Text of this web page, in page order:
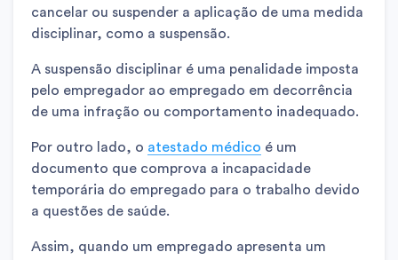
cancelar ou suspender a aplicação de uma medida
disciplinar, como a suspensão.
A suspensão disciplinar é uma penalidade imposta
pelo empregador ao empregado em decorrência
de uma infração ou comportamento inadequado.
Por outro lado, o atestado médico é um
documento que comprova a incapacidade
temporária do empregado para o trabalho devido
a questões de saúde.
Assim, quando um empregado apresenta um